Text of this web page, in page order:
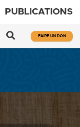
PUBLICATIONS
FAIRE UN DON